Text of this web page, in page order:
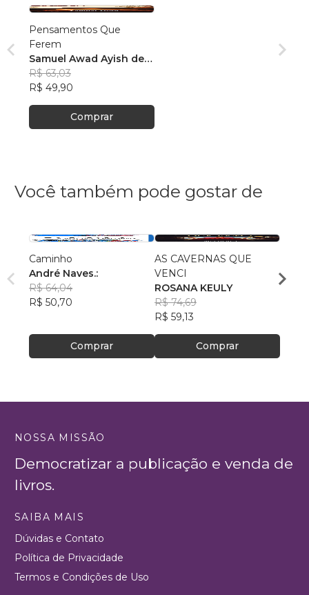
Pensamentos Que
Ferem
Samuel Awad Ayish de
Oliveira
R$ 63,03
R$ 49,90
Comprar
Você também pode gostar de
Caminho
André Naves.:
R$ 64,04
R$ 50,70
Comprar
AS CAVERNAS QUE
VENCI
ROSANA KEULY
R$ 74,69
R$ 59,13
Comprar
Chris
R$
NOSSA MISSÃO
Democratizar a publicação e venda de
livros.
SAIBA MAIS
Dúvidas e Contato
Política de Privacidade
Termos e Condições de Uso